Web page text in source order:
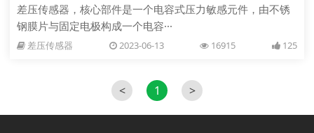
差压传感器，核心部件是一个电容式压力敏感元件，由不锈
钢膜片与固定电极构成一个电容···
差压传感器 2023-06-13 16915 125
< 1 >